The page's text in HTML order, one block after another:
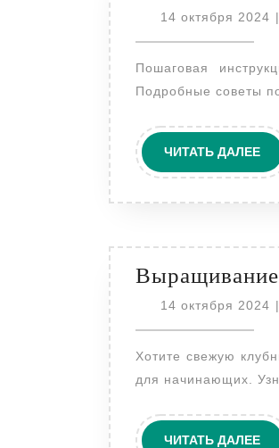
14 октября 202414|
Пошаговая инструкция по выращиванию рассады петунии в домашних условиях.
Подробные советы
ЧИТАТЬ ДАЛЕЕ
14 октября 202414|
Хотите свежую клубнику круглый год? Вырастите рассаду дома! Пошаговая инструкция
для начинающих.
ЧИТАТЬ ДАЛЕЕ